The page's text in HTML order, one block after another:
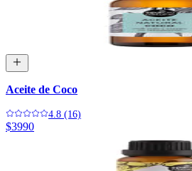
Aceite de Coco
4.8 (16)
$3990